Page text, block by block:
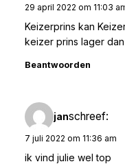
29 april 2022 om 11:03
Keizerprins kan
keizer prins lager
Beantwoorden
janschreef:
7 juli 2022 om 11:36 am
ik vind julie wel top